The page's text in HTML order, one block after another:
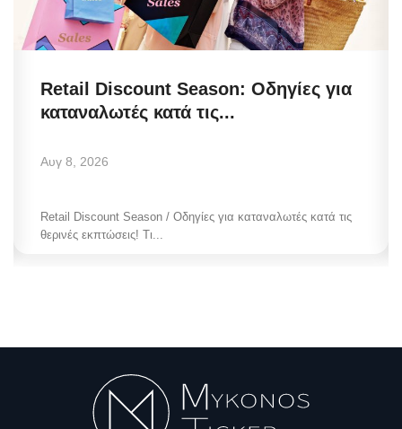
Retail Discount Season: Οδηγίες για
καταναλωτές κατά τις...
Αυγ 8, 2026
Retail Discount Season / Οδηγίες για καταναλωτές κατά τις
θερινές εκπτώσεις! Τι...